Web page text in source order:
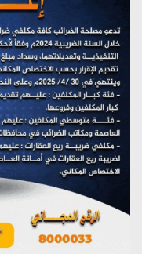
تستمعون لبرنامج
يوليو 28, 2026
مؤتمر صحفي لمركز عين
على اليمن
يوليو 27, 2026
تستمعون لبرنامج (مع
يوليو 26, 2026